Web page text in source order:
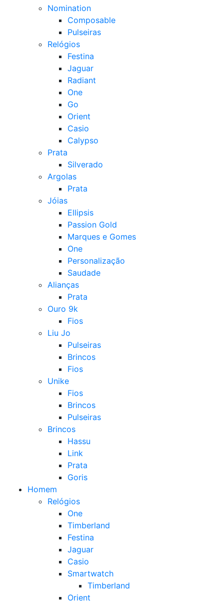
Nomination
Composable
Pulseiras
Relógios
Festina
Jaguar
Radiant
One
Go
Orient
Casio
Calypso
Prata
Silverado
Argolas
Prata
Jóias
Ellipsis
Passion Gold
Marques e Gomes
One
Personalização
Saudade
Alianças
Prata
Ouro 9k
Fios
Liu Jo
Pulseiras
Brincos
Fios
Unike
Fios
Brincos
Pulseiras
Brincos
Hassu
Link
Prata
Goris
Homem
Relógios
One
Timberland
Festina
Jaguar
Casio
Smartwatch
Timberland
Orient